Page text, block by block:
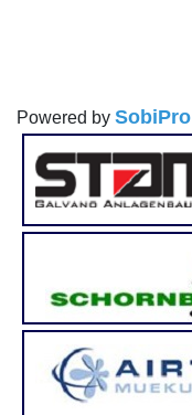
Powered by SobiPro